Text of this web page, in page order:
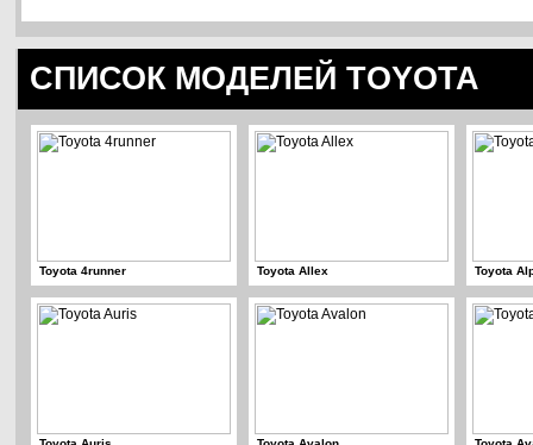
СПИСОК МОДЕЛЕЙ TOYOTA
Toyota 4runner Toyota Allex Toyota